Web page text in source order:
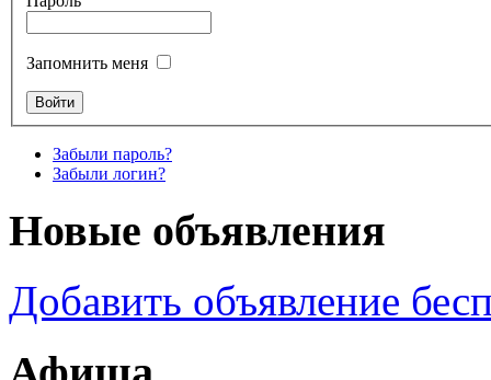
Запомнить меня
Забыли пароль?
Забыли логин?
Новые объявления
Добавить объявление